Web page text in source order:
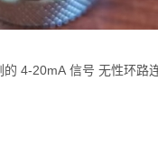
4-20mA 信号 无性环路